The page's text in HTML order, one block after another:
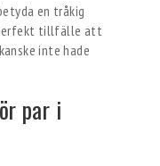
en tråkig
tillfälle att
inte hade
par i